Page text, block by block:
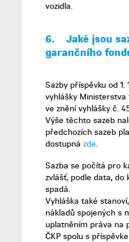
vozidla.
6. Jaké jsou
garančního
Sazby příspěvku od 1.
vyhlášky
ve znění vyhlášky č.
Výše těchto sazeb
předchozích sazeb
dostupná zde.
Sazba se počítá pro
zvlášť, podle data, do
spadá.
Vyhláška také
nákladů spojených s
uplatněním práva na
ČKP spolu s